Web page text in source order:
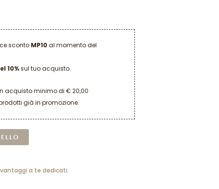
sconto MP10 al momento del
10%sul tuo acquisto.
acquisto minimo di € 20,00
già in promozione.
a te dedicati.